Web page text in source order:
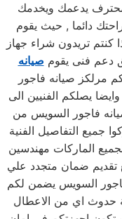
يدعمك ويخدمك
دائما , حيث يقوم
كنتم تريدون شراء جهاز
دعم فنى يقوم صيانه
مرلكز صيانه فاجور
وايضا يصلكم الفنيين الى
فاجور السويس من
جميع التفاصيل الفنية
الماركات مهندسين
تقديم ضمان متجدد علي
فاجور السويس يضمن لكم
حدوث اي من الاعطال